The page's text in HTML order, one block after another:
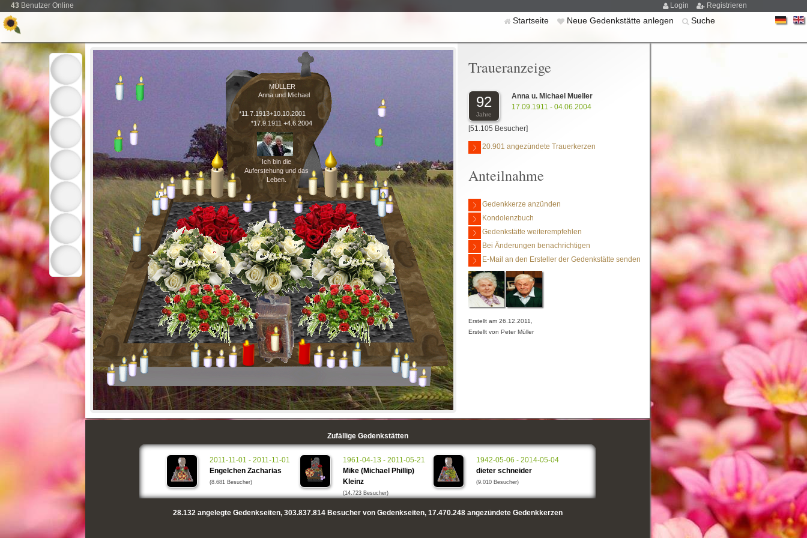
43 Benutzer Online Login Registrieren
Startseite Neue Gedenkstätte anlegen Suche
MÜLLER
Anna und Michael
*17.9.1911 +4.6.2004
*11.7.1913+10.10.2001
Ich bin die
Auferstehung und das
Leben.
Traueranzeige
92
Jahre
Anna u. Michael Mueller
17.09.1911 - 04.06.2004
[51.105 Besucher]
20.901 angezündete Trauerkerzen
Anteilnahme
Gedenkkerze anzünden
Kondolenzbuch
Gedenkstätte weiterempfehlen
Bei Änderungen benachrichtigen
E-Mail an den Ersteller der Gedenkstätte senden
Erstellt am 26.12.2011,
Erstellt von Peter Müller
Zufällige Gedenkstätten
2011-11-01 - 2011-11-01
Engelchen Zacharias
(8.681 Besucher)
1961-04-13 - 2011-05-21
Mike (Michael Phillip)
Kleinz
(14.723 Besucher)
1942-05-06 - 2014-05-04
dieter schneider
(9.010 Besucher)
28.132angelegte Gedenkseiten, 303.837.814Besucher von Gedenkseiten, 17.470.248angezündete Gedenkkerzen